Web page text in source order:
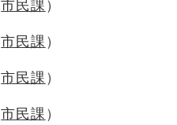
市民課
市民課
市民課
市民課